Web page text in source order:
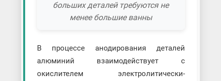
больших деталей требуются не
менее большие ванны
В процессе анодирования деталей
алюминий взаимодействует с
окислителем электролитически-